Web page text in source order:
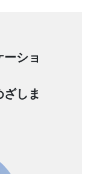
ショ
しま